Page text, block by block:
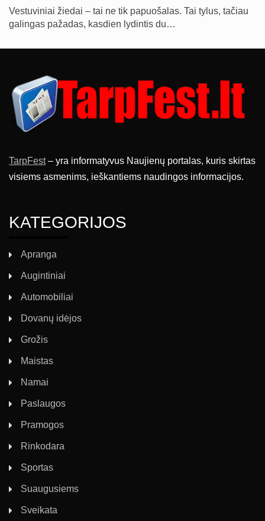
Vestuviniai žiedai – tai ne tik papuošalas. Tai tylus, tačiau
galingas pažadas, kasdien lydintis du…
TarpFest– yra informatyvus Naujienų portalas, kuris skirtas
visiems asmenims, ieškantiems naudingos informacijos.
KATEGORIJOS
Apranga
Augintiniai
Automobiliai
Dovanų idėjos
Grožis
Maistas
Namai
Paslaugos
Pramogos
Rinkodara
Sportas
Suaugusiems
Sveikata